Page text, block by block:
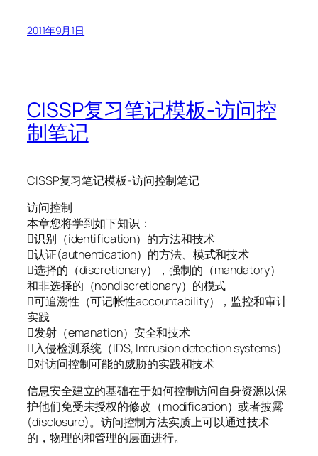
2011年9月1日
CISSP复习笔记模板-访问控
制笔记
CISSP复习笔记模板-访问控制笔记
访问控制
本章您将学到如下知识：
识别（identification）的方法和技术
认证(authentication）的方法、模式和技术
选择的（discretionary），强制的（mandatory）
和非选择的（nondiscretionary）的模式
可追溯性（可记帐性accountability），监控和审计
实践
发射（emanation）安全和技术
入侵检测系统（IDS, Intrusion detection systems）
对访问控制可能的威胁的实践和技术
信息安全建立的基础在于如何控制访问自身资源以保
护他们免受未授权的修改（modification）或者披露
(disclosure)。访问控制方法实质上可以通过技术
的，物理的和管理的层面进行。